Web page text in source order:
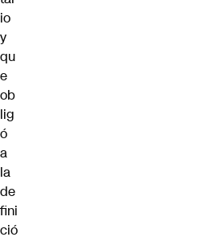
io
y
qu
e
ob
lig
ó
a
la
de
fini
ció